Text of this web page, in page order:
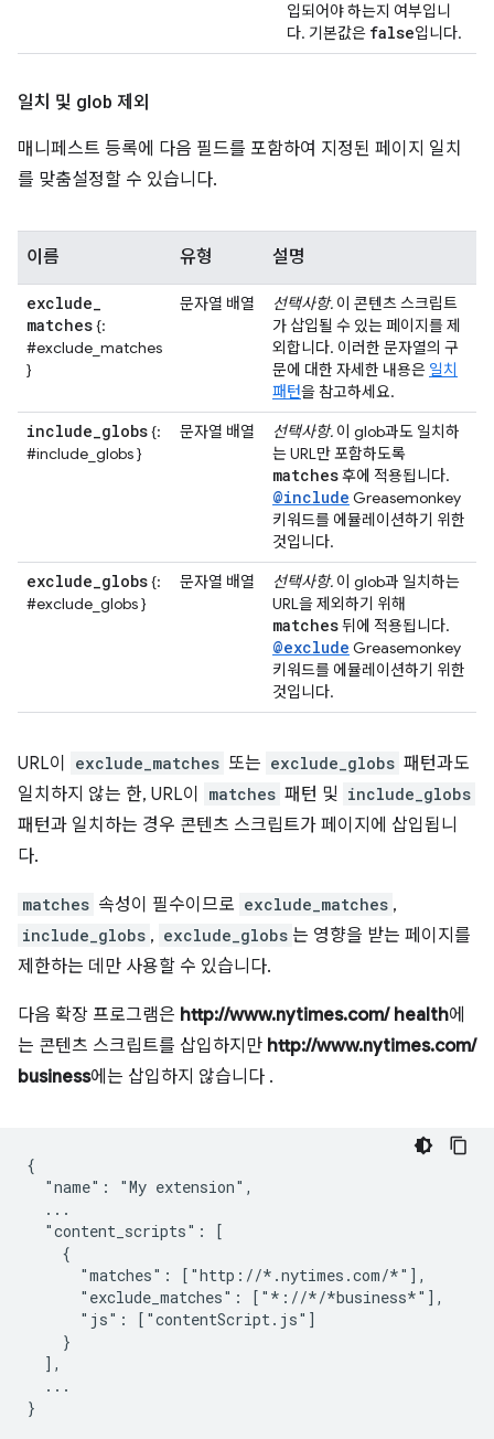
입되어야 하는지 여부입니
다. 기본값은 false입니다.
일치 및 glob 제외
매니페스트 등록에 다음 필드를 포함하여 지정된 페이지 일치
를 맞춤설정할 수 있습니다.
이름 유형 설명
exclude_
matches{:
#exclude_matches
}
문자열 배열 선택사항. 이 콘텐츠 스크립트
가 삽입될 수 있는 페이지를 제
외합니다. 이러한 문자열의 구
문에 대한 자세한 내용은 일치
패턴을 참고하세요.
include_globs{:
#include_globs }
문자열 배열 선택사항. 이 glob과도 일치하
는 URL만 포함하도록
matches후에 적용됩니다.
@include Greasemonkey
키워드를 에뮬레이션하기 위한
것입니다.
exclude_globs{:
#exclude_globs }
문자열 배열 선택사항. 이 glob과 일치하는
URL을 제외하기 위해
matches뒤에 적용됩니다.
@exclude Greasemonkey
키워드를 에뮬레이션하기 위한
것입니다.
URL이 exclude_matches 또는 exclude_globs 패턴과도
일치하지 않는 한, URL이
matches 패턴 및 include_globs
패턴과 일치하는 경우 콘텐츠 스크립트가 페이지에 삽입됩니
다.
matches 속성이 필수이므로 exclude_matches ,
include_globs , exclude_globs 는 영향을 받는 페이지를
제한하는 데만 사용할 수 있습니다.
다음 확장 프로그램은 http://www.nytimes.com/ health에
는 콘텐츠 스크립트를 삽입하지만 http://www.nytimes.com/
business에는 삽입하지 않습니다 .
{
  "name": "My extension",
  ...
  "content_scripts": [
    {
      "matches": ["http://*.nytimes.com/*"],
      "exclude_matches": ["*://*/*business*"],
      "js": ["contentScript.js"]
    }
  ],
  ...